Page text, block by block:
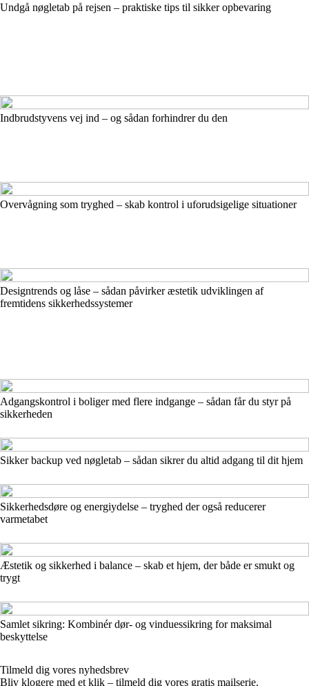
Undgå nøgletab på rejsen – praktiske tips til sikker opbevaring
Indbrudstyvens vej ind – og sådan forhindrer du den
Overvågning som tryghed – skab kontrol i uforudsigelige situationer
Designtrends og låse – sådan påvirker æstetik udviklingen af
fremtidens sikkerhedssystemer
Adgangskontrol i boliger med flere indgange – sådan får du styr på
sikkerheden
Sikker backup ved nøgletab – sådan sikrer du altid adgang til dit hjem
Sikkerhedsdøre og energiydelse – tryghed der også reducerer
varmetabet
Æstetik og sikkerhed i balance – skab et hjem, der både er smukt og
trygt
Samlet sikring: Kombinér dør- og vinduessikring for maksimal
beskyttelse
Tilmeld dig vores nyhedsbrev
Bliv klogere med et klik – tilmeld dig vores gratis mailserie.